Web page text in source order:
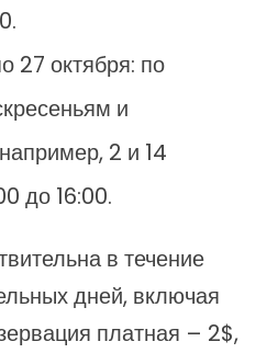
27 октября: по
и
2 и 14
до 16:00.
в течение
дней, включая
платная – 2$,